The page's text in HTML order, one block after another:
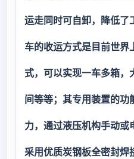
运走同时可自卸，降低了
车的收运方式是目前世界
式，可以实现一车多箱，
间等等；其专用装置的功
力，通过液压机构手动或
采用优质炭钢板全密封焊